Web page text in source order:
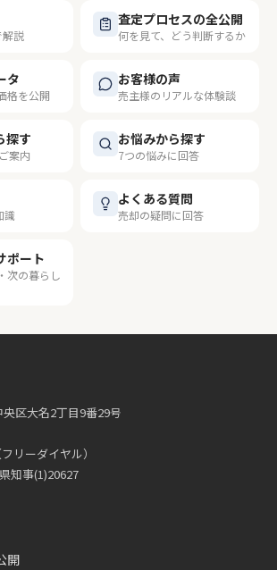
説
査定プロセスの全公開
何を見て、どう判断するか
タ
格を公開
お客様の声
売主様のリアルな体験談
探す
案内
お悩みから探す
7つの悩みに回答
識
よくある質問
売却の疑問に回答
ポート
次の暮らし
区大名2丁目9番29号
リーダイヤル）
知事(1)20627
開